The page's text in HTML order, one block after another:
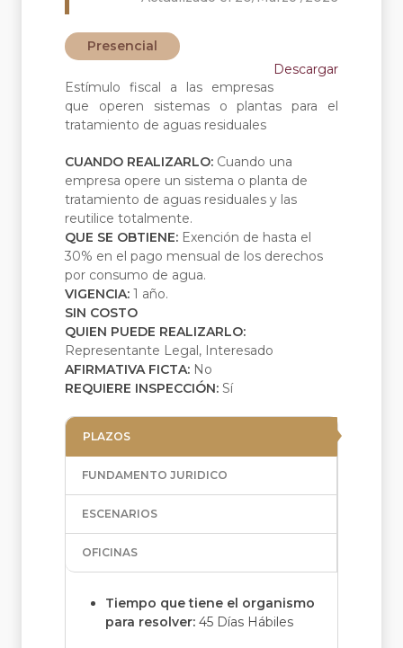
Presencial
Descargar
Estímulo fiscal a las empresas
que operen sistemas o plantas para el
tratamiento de aguas residuales
CUANDO REALIZARLO: Cuando una
empresa opere un sistema o planta de
tratamiento de aguas residuales y las
reutilice totalmente.
QUE SE OBTIENE: Exención de hasta el
30% en el pago mensual de los derechos
por consumo de agua.
VIGENCIA: 1 año.
SIN COSTO
QUIEN PUEDE REALIZARLO:
Representante Legal, Interesado
AFIRMATIVA FICTA: No
REQUIERE INSPECCIÓN: Sí
PLAZOS
FUNDAMENTO JURIDICO
ESCENARIOS
OFICINAS
Tiempo que tiene el organismo
para resolver: 45 Días Hábiles